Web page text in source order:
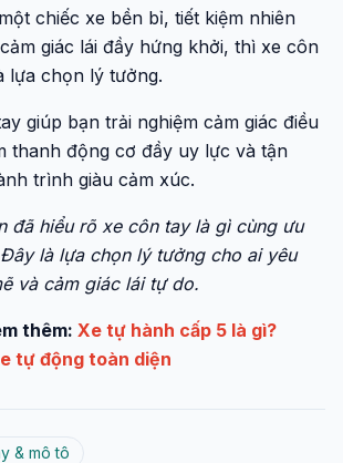
chiếc xe bền bỉ, tiết kiệm nhiên
giác lái đầy hứng khởi, thì xe côn
lựa chọn lý tưởng.
giúp bạn trải nghiệm cảm giác điều
thanh động cơ đầy uy lực và tận
trình giàu cảm xúc.
đã hiểu rõ xe côn tay là gì cùng ưu
là lựa chọn lý tưởng cho ai yêu
và cảm giác lái tự do.
thêm: Xe tự hành cấp 5 là gì?
tự động toàn diện
& mô tô